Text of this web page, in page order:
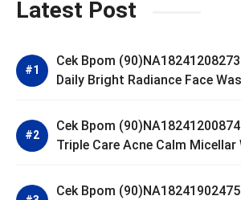
Latest Post
Cek Bpom
Daily Bright Radiance Face
Cek Bpom
Triple Care Acne Calm Micellar
Cek Bpom